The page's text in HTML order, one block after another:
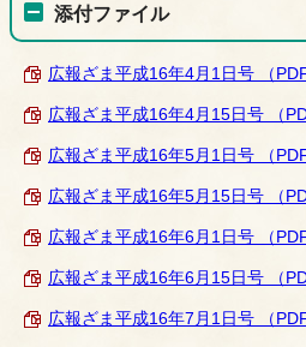
添付ファイル
広報ざま平成16年4月1日号 （
広報ざま平成16年4月15日号 （
広報ざま平成16年5月1日号 （
広報ざま平成16年5月15日号 （
広報ざま平成16年6月1日号 （
広報ざま平成16年6月15日号 （
広報ざま平成16年7月1日号 （